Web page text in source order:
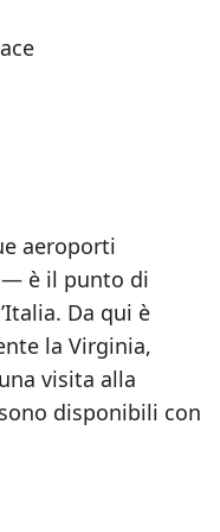
aeroporti
— è il punto di
Da qui è
la Virginia,
visita alla
disponibili con